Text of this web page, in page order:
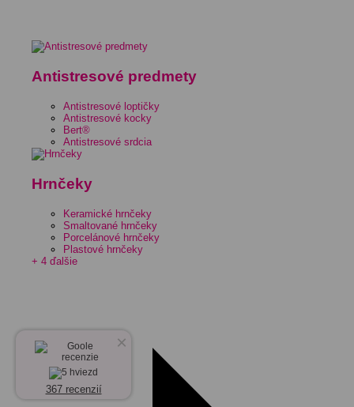
Antistresové predmety
Antistresové loptičky
Antistresové kocky
Bert®
Antistresové srdcia
Hrnčeky
Keramické hrnčeky
Smaltované hrnčeky
Porcelánové hrnčeky
Plastové hrnčeky
+ 4 ďalšie
×
367 recenzií